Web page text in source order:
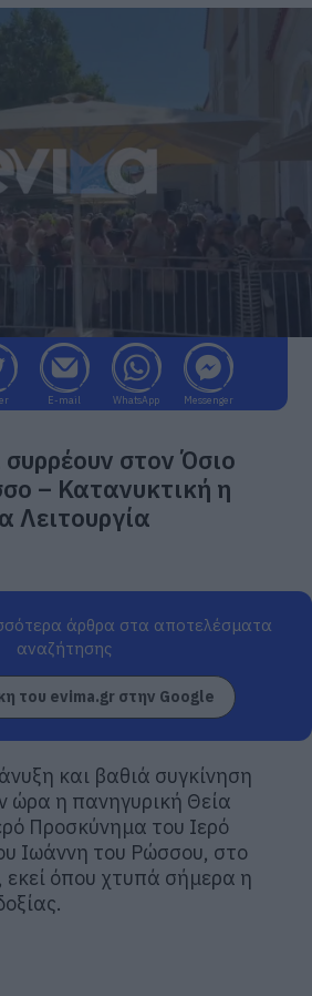
E-mail WhatsApp Messenger
συρρέουν στον Όσιο
– Κατανυκτική η
Λειτουργία
άρθρα στα αποτελέσματα
αναζήτησης
του evima.gr στην Google
και βαθιά συγκίνηση
ώρα η πανηγυρική Θεία
Προσκύνημα του Ιερό
Ιωάννη του Ρώσσου, στο
εκεί όπου χτυπά σήμερα η